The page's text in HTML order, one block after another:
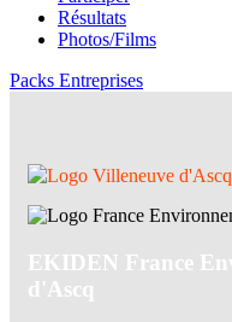
Résultats
Photos/Films
Packs Entreprises
EKIDEN France
d'Ascq